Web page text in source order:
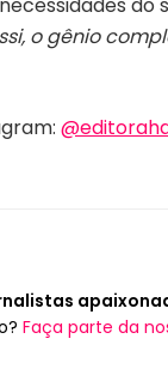
o gênio
Faça parte da